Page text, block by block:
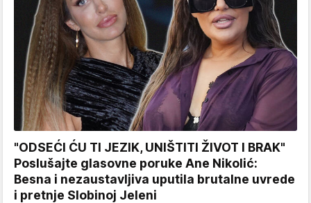
"ODSEĆI ĆU TI JEZIK, UNIŠTITI ŽIVOT I BRAK"
Poslušajte glasovne poruke Ane Nikolić:
Besna i nezaustavljiva uputila brutalne uvrede
i pretnje Slobinoj Jeleni